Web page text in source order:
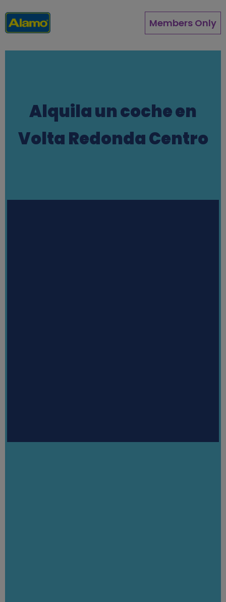
al
contenido
Members Only
Alquila un coche en
Volta Redonda Centro